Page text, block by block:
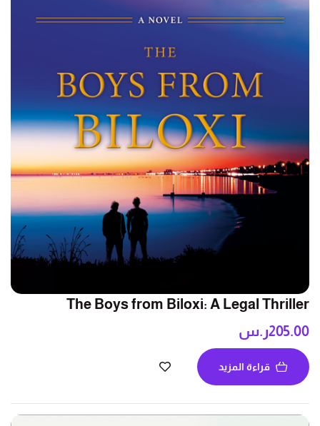
The Boys from Biloxi: A Legal Thriller
ر.س205.00
قراءة المزيد